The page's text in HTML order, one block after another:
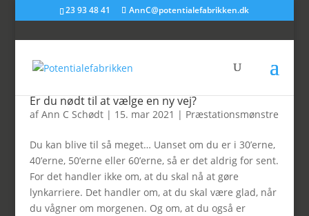
23 93 48 41 AnnC@potentialefabrikken.dk
Er du nødt til at vælge en ny vej?
afAnn C Schødt| 15. mar 2021 | Præstationsmønstre
Du kan blive til så meget… Uanset om du er i 30’erne,
40’erne, 50’erne eller 60’erne, så er det aldrig for sent.
For det handler ikke om, at du skal nå at gøre
lynkarriere. Det handler om, at du skal være glad, når
du vågner om morgenen. Og om, at du også er